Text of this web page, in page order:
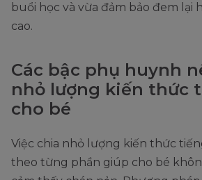
buổi học và vừa đảm bảo đem lại
cao.
Các bậc phụ huynh
nhỏ lượng kiến thức
cho bé
Việc chia nhỏ lượng kiến thức
theo từng phần giúp cho bé